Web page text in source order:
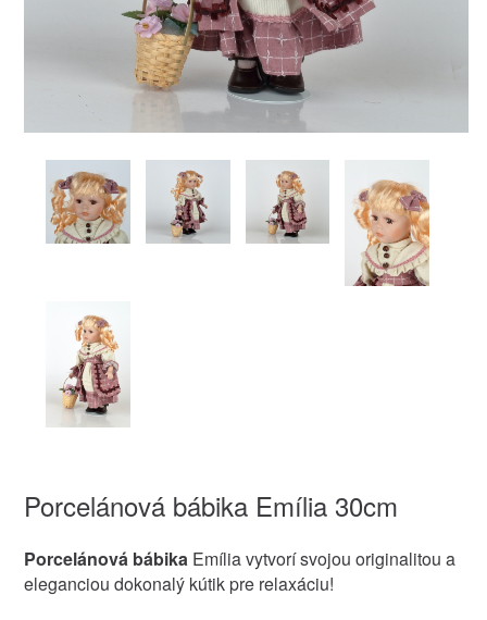
Porcelánová bábika Emília 30cm
Porcelánová bábikaEmília vytvorí svojou originalitou a
eleganciou dokonalý kútik pre relaxáciu!